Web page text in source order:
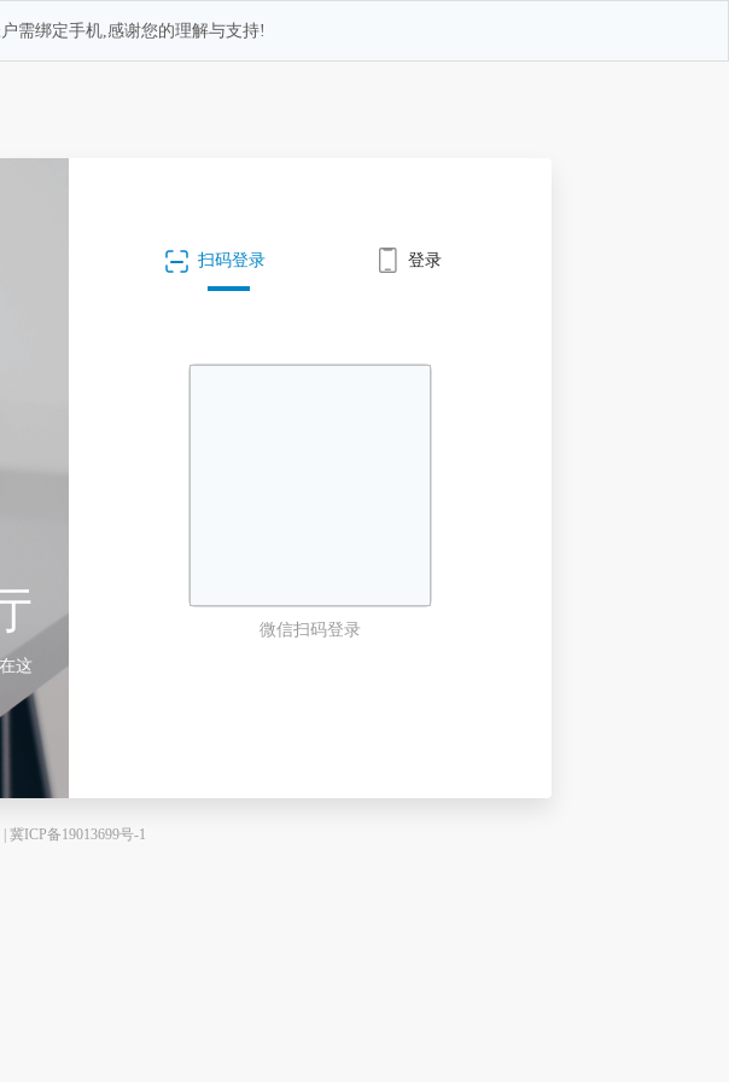
需绑定手机,感谢您的理解与支持!
这
扫码登录 登录
微信扫码登录
冀ICP备19013699号-1